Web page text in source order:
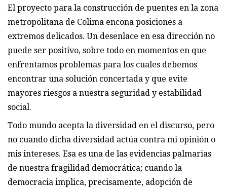
El proyecto para la construcción de puentes en la zona
metropolitana de Colima encona posiciones a
extremos delicados. Un desenlace en esa dirección no
puede ser positivo, sobre todo en momentos en que
enfrentamos problemas para los cuales debemos
encontrar una solución concertada y que evite
mayores riesgos a nuestra seguridad y estabilidad
social.
Todo mundo acepta la diversidad en el discurso, pero
no cuando dicha diversidad actúa contra mi opinión o
mis intereses. Esa es una de las evidencias palmarias
de nuestra fragilidad democrática; cuando la
democracia implica, precisamente, adopción de